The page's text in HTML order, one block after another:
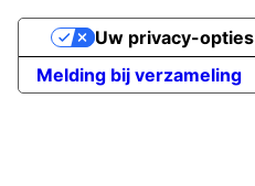
Melding bij verzameling
Uw privacy-opties